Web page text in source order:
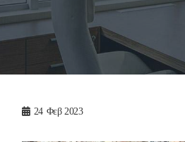
24 Φεβ 2023